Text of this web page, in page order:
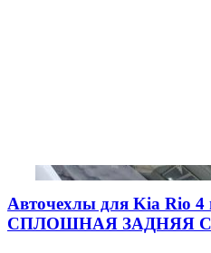
Авточехлы для Kia Rio 4
СПЛОШНАЯ ЗАДНЯЯ